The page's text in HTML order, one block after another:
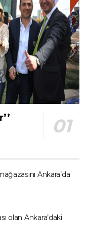
Ankara’da
olan Ankara’daki